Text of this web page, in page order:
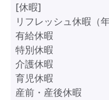
[休暇]
リフレッシュ休暇（
有給休暇
特別休暇
介護休暇
育児休暇
産前・産後休暇